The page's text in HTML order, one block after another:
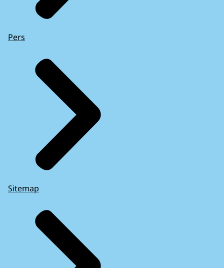
Pers
Sitemap